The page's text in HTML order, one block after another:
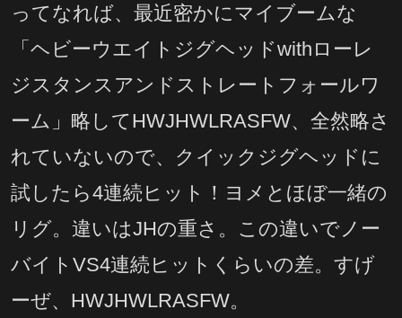
ってなれば、最近密かにマイブームな
「ヘビーウエイトジグヘッドwithローレ
ジスタンスアンドストレートフォールワ
ーム」略してHWJHWLRASFW、全然略さ
れていないので、クイックジグヘッドに
試したら4連続ヒット！ヨメとほぼ一緒の
リグ。違いはJHの重さ。この違いでノー
バイトVS4連続ヒットくらいの差。すげ
ーぜ、HWJHWLRASFW。